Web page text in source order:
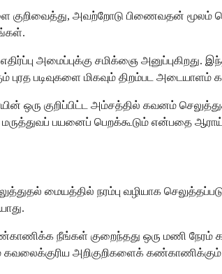
குறிவைத்து, அவற்றோடு பிணைவதன் மூலம்
அமைப்புக்கு சமிக்ஞை அனுப்புகிறது.
படிவுகளை மிகவும் திறம்பட அடையாளம்
குறிப்பிட்ட அம்சத்தில் கவனம்
மருத்துவப் பயனைப் பெறக்கூடும் என்பதை
மையத்தில் நரம்பு வழியாக
நீங்கள் குறைந்தது ஒரு மணி நேரம்
கவலைக்குரிய அறிகுறிகளைக்